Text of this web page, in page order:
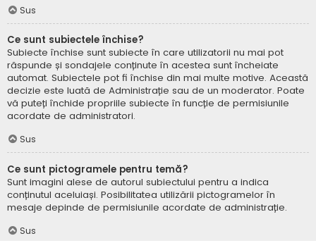
Sus
Ce sunt subiectele închise?
Subiecte închise sunt subiecte în care utilizatorii nu mai pot
răspunde și sondajele conținute în acestea sunt încheiate
automat. Subiectele pot fi închise din mai multe motive. Această
decizie este luată de Administrație sau de un moderator. Poate
vă puteți închide propriile subiecte în funcție de permisiunile
acordate de administratori.
Sus
Ce sunt pictogramele pentru temă?
Sunt imagini alese de autorul subiectului pentru a indica
conținutul aceluiași. Posibilitatea utilizării pictogramelor în
mesaje depinde de permisiunile acordate de administrație.
Sus